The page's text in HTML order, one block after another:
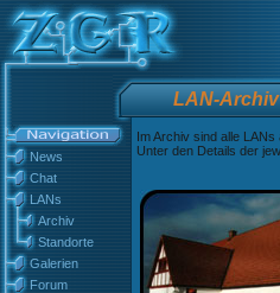
LAN-Archiv
News
Chat
LANs
Archiv
Standorte
Galerien
Forum
Im Archiv sind alle
Unter den Details der